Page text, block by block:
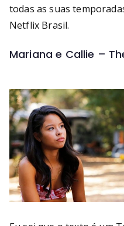
todas as suas
Netflix Brasil.
Mariana e Callie –